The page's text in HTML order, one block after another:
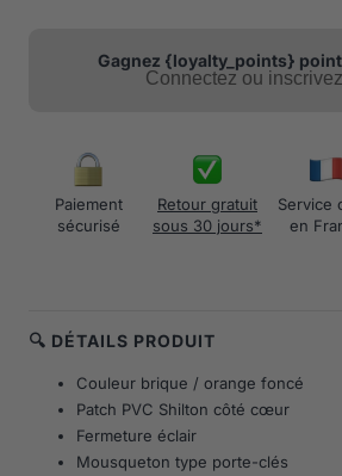
Gagnez {loyalty_points}
Connectez ou
Paiement
sécurisé
Retour gratuit
sous 30 jours*
Service
en
🔍 DÉTAILS PRODUIT
Couleur brique / orange foncé
Patch PVC Shilton côté cœur
Fermeture éclair
Mousqueton type porte-clés